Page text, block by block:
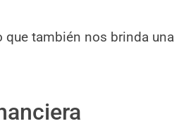
también nos brinda una